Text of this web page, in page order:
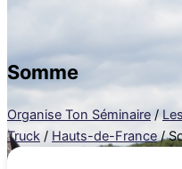
Somme
Organise Ton Séminaire /
Truck / Hauts-de-France /